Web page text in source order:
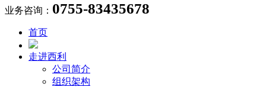
业务咨询： 0755-83435678
首页
走进西利
公司简介
组织架构